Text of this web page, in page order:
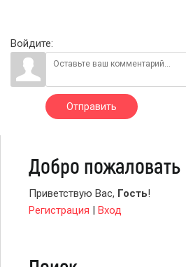
Войдите:
Отправить
Добро пожаловать
Приветствую Вас, Гость!
Регистрация | Вход